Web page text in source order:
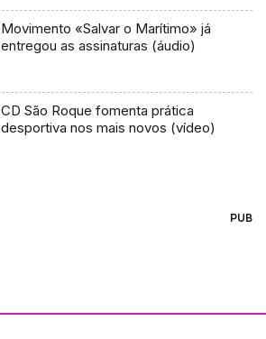
Movimento «Salvar o Marítimo» já
entregou as assinaturas (áudio)
CD São Roque fomenta prática
desportiva nos mais novos (vídeo)
PUB